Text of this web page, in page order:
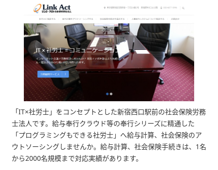
「IT×社労士」をコンセプトとした新宿西口駅前の社会保険労務
士法人です。給与奉行クラウド等の奉行シリーズに精通した
「プログラミングもできる社労士」へ給与計算、社会保険のア
ウトソーシングしませんか。給与計算、社会保険手続きは、1名
から2000名規模まで対応実績があります。